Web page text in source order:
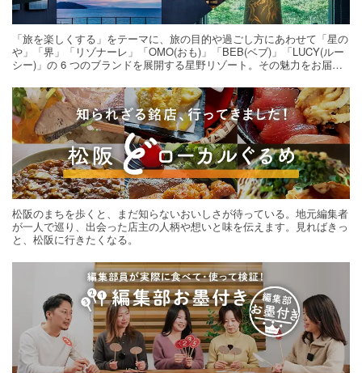
「旅を楽しくする」をテーマに、旅の目的や過ごし方にあわせて「星の
や」「界」「リゾナーレ」「OMO(おも)」「BEB(ベブ)」「LUCY(ルー
シー)」の 6 つのブランドを展開する星野リゾート。その魅力をお届け
松阪のまちを歩くと、まだ知らないおいしさが待っている。地元編集者
が一人で巡り、出会った店主の人柄や想いと味を伝えます。見ればきっ
と、松阪に行きたくなる。